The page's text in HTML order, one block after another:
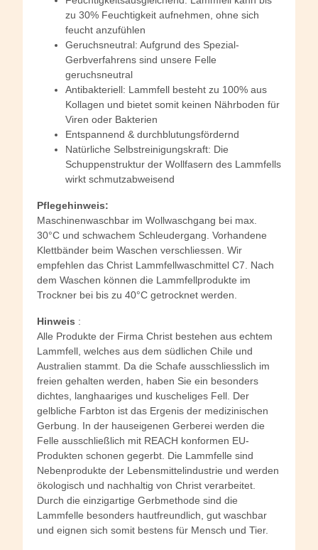
zu 30% Feuchtigkeit aufnehmen, ohne sich
feucht anzufühlen
Geruchsneutral: Aufgrund des Spezial-
Gerbverfahrens sind unsere Felle
geruchsneutral
Antibakteriell: Lammfell besteht zu 100% aus
Kollagen und bietet somit keinen Nährboden für
Viren oder Bakterien
Entspannend & durchblutungsfördernd
Natürliche Selbstreinigungskraft: Die
Schuppenstruktur der Wollfasern des Lammfells
wirkt schmutzabweisend
Pflegehinweis:
Maschinenwaschbar im Wollwaschgang bei max.
30°C und schwachem Schleudergang. Vorhandene
Klettbänder beim Waschen verschliessen. Wir
empfehlen das Christ Lammfellwaschmittel C7. Nach
dem Waschen können die Lammfellprodukte im
Trockner bei bis zu 40°C getrocknet werden.
Hinweis :
Alle Produkte der Firma Christ bestehen aus echtem
Lammfell, welches aus dem südlichen Chile und
Australien stammt. Da die Schafe ausschliesslich im
freien gehalten werden, haben Sie ein besonders
dichtes, langhaariges und kuscheliges Fell. Der
gelbliche Farbton ist das Ergenis der medizinischen
Gerbung. In der hauseigenen Gerberei werden die
Felle ausschließlich mit REACH konformen EU-
Produkten schonen gegerbt. Die Lammfelle sind
Nebenprodukte der Lebensmittelindustrie und werden
ökologisch und nachhaltig von Christ verarbeitet.
Durch die einzigartige Gerbmethode sind die
Lammfelle besonders hautfreundlich, gut waschbar
und eignen sich somit bestens für Mensch und Tier.